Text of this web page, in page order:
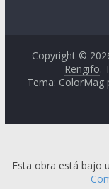
Copyright ©
Rengifo.
Tema: ColorMag
Esta obra está bajo